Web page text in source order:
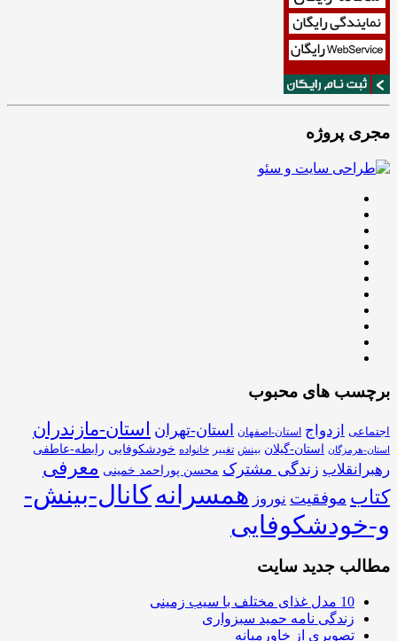
مجری پروژه
برچسب های محبوب
اجتماعی ازدواج استان-اصفهان استان-تهران استان-مازندران
استان-هرمزگان استان-گیلان بینش تغییر خانواده خودشکوفایی رابطه-عاطفی
رهبرانقلاب زندگی مشترک محسن پوراحمد خمینی معرفی
کتاب موفقیت نوروز همسرانهکانال-بینش-
و-خودشکوفایی
مطالب جدید سایت
10 مدل غذای مختلف با سیب زمینی
زندگی نامه حمید سبزواری
تصویری از خاورمیانه